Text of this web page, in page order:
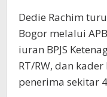
Dedie Rachim
Bogor melalui
iuran BPJS
RT/RW, dan
penerima sekitar